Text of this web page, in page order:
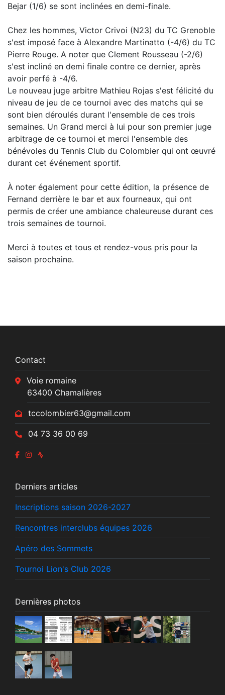
Bejar (1/6) se sont inclinées en demi-finale.
Chez les hommes, Victor Crivoi (N23) du TC Grenoble
s'est imposé face à Alexandre Martinatto (-4/6) du TC
Pierre Rouge. A noter que Clement Rousseau (-2/6)
s'est incliné en demi finale contre ce dernier, après
avoir perfé à -4/6.
Le nouveau juge arbitre Mathieu Rojas s'est félicité du
niveau de jeu de ce tournoi avec des matchs qui se
sont bien déroulés durant l'ensemble de ces trois
semaines. Un Grand merci à lui pour son premier juge
arbitrage de ce tournoi et merci l'ensemble des
bénévoles du Tennis Club du Colombier qui ont œuvré
durant cet événement sportif.
À noter également pour cette édition, la présence de
Fernand derrière le bar et aux fourneaux, qui ont
permis de créer une ambiance chaleureuse durant ces
trois semaines de tournoi.
Merci à toutes et tous et rendez-vous pris pour la
saison prochaine.
Contact
Voie romaine
63400 Chamalières
tccolombier63@gmail.com
04 73 36 00 69
Derniers articles
Inscriptions saison 2026-2027
Rencontres interclubs équipes 2026
Apéro des Sommets
Tournoi Lion's Club 2026
Dernières photos